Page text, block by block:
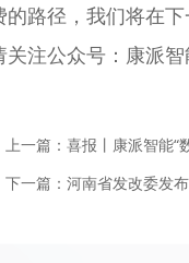
路径，我们将在
注公众号：康派智
上一篇：喜报丨康派智能“
下一篇：河南省发改委发